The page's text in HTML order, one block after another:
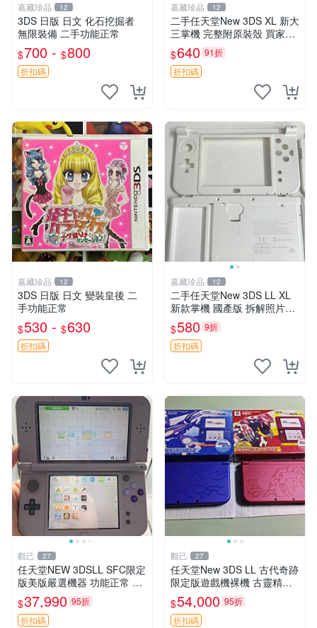
嘉藏珍品 12
3DS 日版 日文 化石挖掘者
無限裝備 二手功能正常
$700 - $800
折扣碼
嘉藏珍品 12
二手任天堂New 3DS XL 新大
三掌機 完整附原裝殼 買家拍
後詳聊 新大三、任天堂3DS
XL、二手掌機
$640 91折
折扣碼
嘉藏珍品 12
3DS 日版 日文 變裝皇後 二
手功能正常
$530 - $630
折扣碼
嘉藏珍品 12
二手任天堂New 3DS LL XL
新款掌機 國產版 拆解照片詳
盡 缺A面 買家自負 新大三掌
機 國產 新款 二手
$580 9折
折扣碼
觀己 27
任天堂NEW 3DSLL SFC限定
版美版嚴選機器 功能正常 SF
C遊戲回憶 小劃痕 傳統掌機
游戲用機
$37,990 95折
折扣碼
觀己 27
任天堂New 3DS LL 古代奇跡
限定版遊戲機裸機 古靈精怪
卡普空限定 拳頭游戲機
$54,000 95折
折扣碼